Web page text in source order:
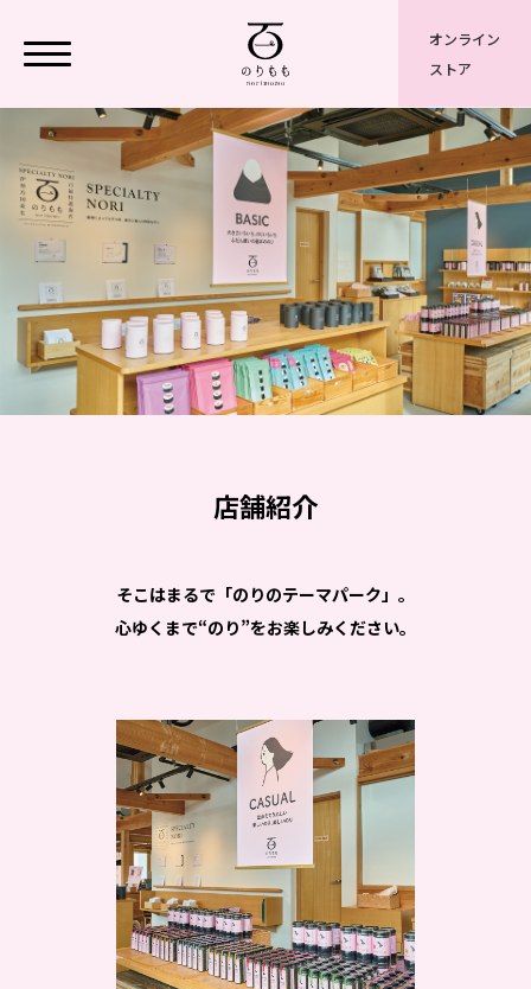
オンライン
ストア
店舗紹介
そこはまるで「のりのテーマパーク」。
心ゆくまで“のり”をお楽しみください。